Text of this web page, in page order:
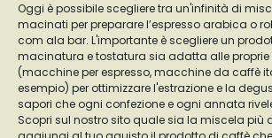
Oggi è possibile scegliere tra un'infinità di
macinati per preparare l’espresso arabica o
com ala bar. L'importante è scegliere un
macinatura e tostatura sia adatta alle
(macchine per espresso, macchine da caffè
esempio) per ottimizzare l'estrazione e la
sapori che ogni confezione e ogni annata
Scopri sul nostro sito quale sia la miscela più